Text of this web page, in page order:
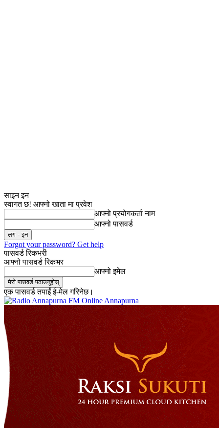
साइन इन
स्वागत छ! आफ्नो खाता मा प्रवेश
आफ्नो प्रयोगकर्ता नाम
आफ्नो पासवर्ड
Forgot your password? Get help
पासवर्ड रिकभरी
आफ्नो पासवर्ड रिकभर
आफ्नो इमेल
एक पासवर्ड तपाईं ई-मेल गरिनेछ।
Online Annapurna